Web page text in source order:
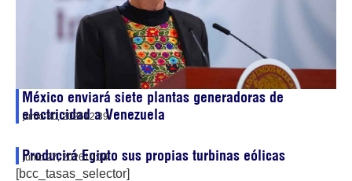
México enviará siete plantas generadoras de
electricidad a Venezuela
junio 30, 202612:39
Producirá Egipto sus propias turbinas eólicas
junio 27, 202610:14
[bcc_tasas_selector]